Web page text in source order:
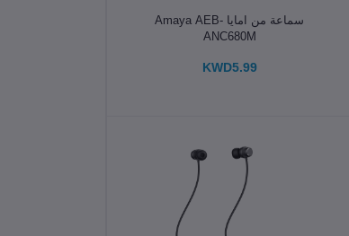
الإضافة إلى سلة التسوق
سماعة من امايا Amaya AEB-
ANC680M
KWD5.99